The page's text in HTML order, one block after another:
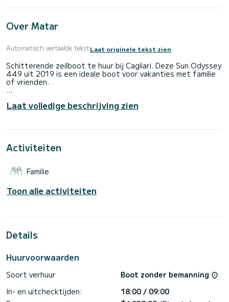
Over Matar
Automatisch vertaalde tekstLaat originele tekst zien
Schitterende zeilboot te huur bij Cagliari. Deze Sun Odyssey
449 uit 2019 is een ideale boot voor vakanties met familie
of vrienden.
van de boot van 10 personen. Met een totale lengte van 14
meter is het uw beste bondgenoot voor een buitengewone
douche.
Luidsprekers, Douche stern.
Wij nodigen u uit om rechtstreeks via het platform een
offerte aan te vragen, wij zullen antwoorden met onze
Laat volledige beschrijving zien
Activiteiten
Familie
Toon alle activiteiten
Details
Huurvoorwaarden
Soort verhuur
Boot zonder bemanning
In- en uitchecktijden:
18:00 / 09:00